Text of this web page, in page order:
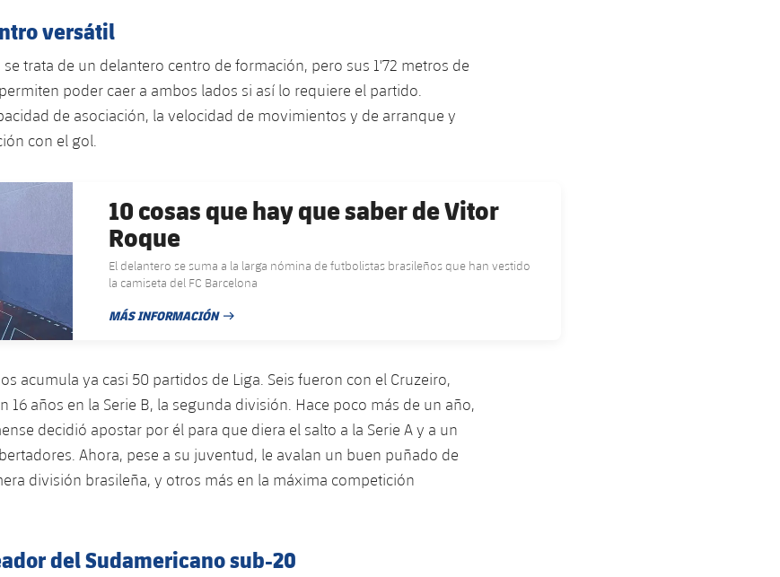
versátil
trata de un delantero centro de formación, pero sus 1'72 metros de
poder caer a ambos lados si así lo requiere el partido.
de asociación, la velocidad de movimientos y de arranque y
con el gol.
10 cosas que hay que saber de Vitor
Roque
El delantero se suma a la larga nómina de futbolistas brasileños que han vestido
la camiseta del FC Barcelona
MÁS INFORMACIÓN
FECHA DE PUBLICACIÓN
acumula ya casi 50 partidos de Liga. Seis fueron con el Cruzeiro,
16 años en la Serie B, la segunda división. Hace poco más de un año,
decidió apostar por él para que diera el salto a la Serie A y a un
Ahora, pese a su juventud, le avalan un buen puñado de
división brasileña, y otros más en la máxima competición
del Sudamericano sub-20